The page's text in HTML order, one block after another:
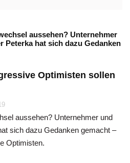
Optimisten sollen
aussehen? Unternehmer und
sich dazu Gedanken gemacht –
Optimisten.